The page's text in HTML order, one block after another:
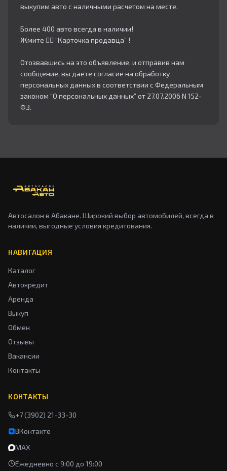
выкупим авто с наличными расчетом на месте.
Более 400 авто всегда в наличии!
Жмите 👇🏻 “Карточка продавца” !
Отозвавшись на это объявление, и отправив нам
сообщение, вы даете согласие на обработку
персональных данных в соответствии с Федеральным
законом “О персональных данных” от 27.07.2006 N 152-
ФЗ.
Автосалон в Абакане. Широкий выбор автомобилей, всегда в
наличии, выгодные условия кредитования.
НАВИГАЦИЯ
Каталог
Автокредит
Аренда
Выкуп
Обмен
Отзывы
Вакансии
Контакты
КОНТАКТЫ
+7 (3902) 21-33-30
ВКонтакте
MAX
Ежедневно с 9:00 до 19:00